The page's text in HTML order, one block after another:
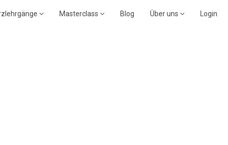
Masterclass Blog Über uns Login